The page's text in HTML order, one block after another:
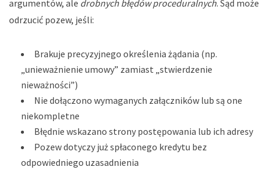
argumentów, ale drobnych błędów proceduralnych. Sąd może
odrzucić pozew, jeśli:
Brakuje precyzyjnego określenia żądania (np.
„unieważnienie umowy” zamiast „stwierdzenie
nieważności”)
Nie dołączono wymaganych załączników lub są one
niekompletne
Błędnie wskazano strony postępowania lub ich adresy
Pozew dotyczy już spłaconego kredytu bez
odpowiedniego uzasadnienia